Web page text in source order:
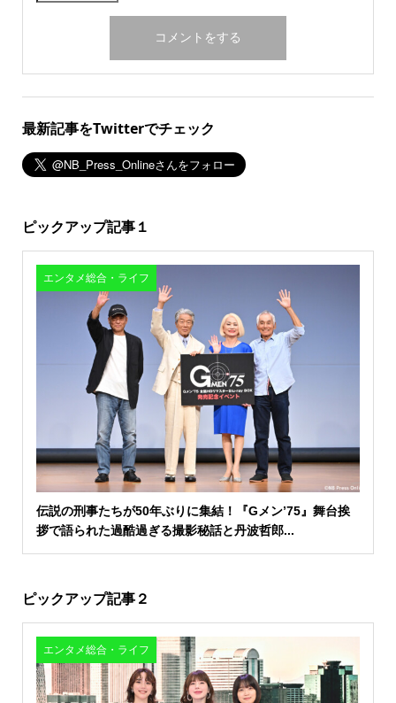
最新記事をTwitterでチェック
ピックアップ記事１
エンタメ総合・ライフ
伝説の刑事たちが50年ぶりに集結！『Gメン’75』舞台挨
拶で語られた過酷過ぎる撮影秘話と丹波哲郎...
ピックアップ記事２
エンタメ総合・ライフ